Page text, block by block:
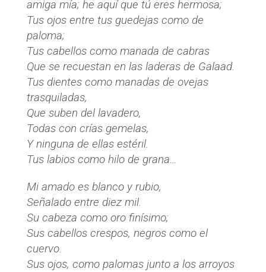
amiga mía; he aquí que tú eres hermosa;
Tus ojos entre tus guedejas como de
paloma;
Tus cabellos como manada de cabras
Que se recuestan en las laderas de Galaad.
Tus dientes como manadas de ovejas
trasquiladas,
Que suben del lavadero,
Todas con crías gemelas,
Y ninguna de ellas estéril.
Tus labios como hilo de grana…
Mi amado es blanco y rubio,
Señalado entre diez mil.
Su cabeza como oro finísimo;
Sus cabellos crespos, negros como el
cuervo.
Sus ojos, como palomas junto a los arroyos